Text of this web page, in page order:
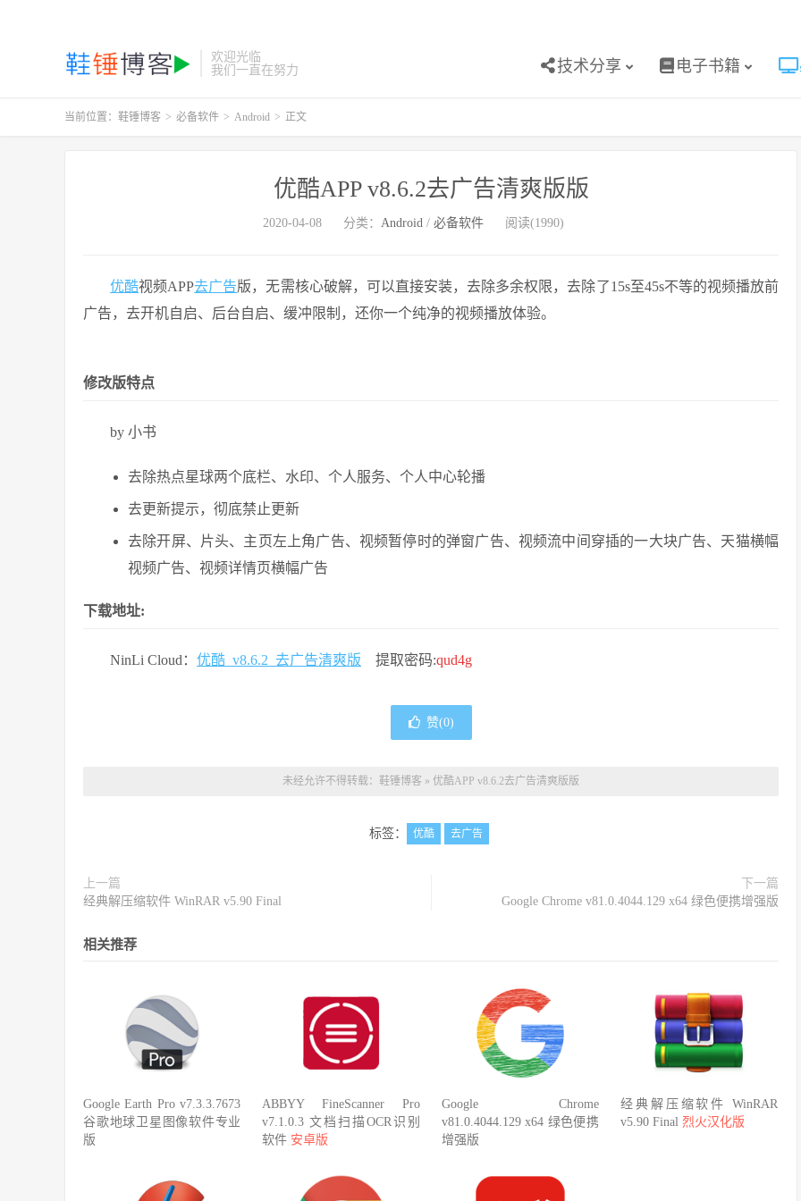
欢迎光临
我们一直在努力
技术分享 电子书籍
当前位置： 鞋锤博客 > 必备软件 > Android > 正文
优酷APP v8.6.2去广告清爽版版
2020-04-08 分类： Android/ 必备软件 阅读(1990)
优酷视频APP去广告版，无需核心破解，可以直接安装，去除多余权限，去除了15s至45s不等的视频播放前
广告，去开机自启、后台自启、缓冲限制，还你一个纯净的视频播放体验。
修改版特点
by 小书
去除热点星球两个底栏、水印、个人服务、个人中心轮播
去更新提示，彻底禁止更新
去除开屏、片头、主页左上角广告、视频暂停时的弹窗广告、视频流中间穿插的一大块广告、天猫横幅
视频广告、视频详情页横幅广告
下载地址:
NinLi Cloud： 优酷_v8.6.2_去广告清爽版 提取密码:qud4g
赞(0)
未经允许不得转载： 鞋锤博客 » 优酷APP v8.6.2去广告清爽版版
标签： 优酷 去广告
上一篇
经典解压缩软件 WinRAR v5.90 Final
下一篇
Google Chrome v81.0.4044.129 x64 绿色便携增强版
相关推荐
Google Earth Pro v7.3.3.7673
谷歌地球卫星图像软件专业
版
ABBYY FineScanner Pro
v7.1.0.3 文档扫描OCR识别
软件 安卓版
Google Chrome
v81.0.4044.129 x64 绿色便携
增强版
经典解压缩软件 WinRAR
v5.90 Final 烈火汉化版